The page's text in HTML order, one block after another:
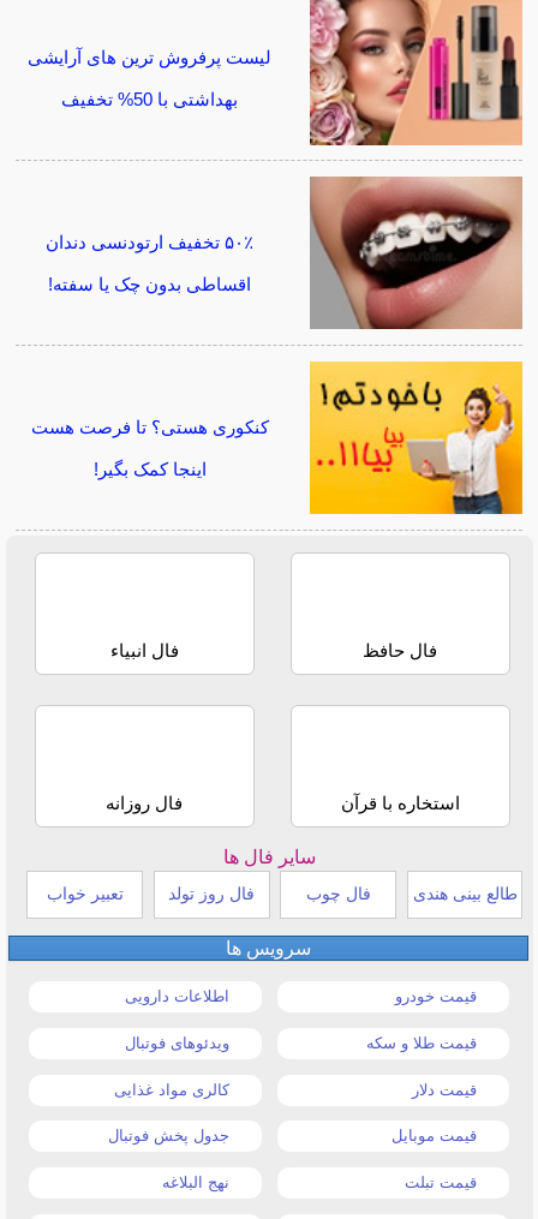
لیست پرفروش ترین های آرایشی
بهداشتی با 50% تخفیف
۵۰٪ تخفیف ارتودنسی دندان
اقساطی بدون چک یا سفته!
کنکوری هستی؟ تا فرصت هست
اینجا کمک بگیر!
فال حافظ فال انبیاء
استخاره با قرآن فال روزانه
سایر فال ها
طالع بینی هندی فال چوب فال روز تولد تعبیر خواب
سرویس ها
قیمت خودرو اطلاعات دارویی
قیمت طلا و سکه ویدئوهای فوتبال
قیمت دلار کالری مواد غذایی
قیمت موبایل جدول پخش فوتبال
قیمت تبلت نهج البلاغه